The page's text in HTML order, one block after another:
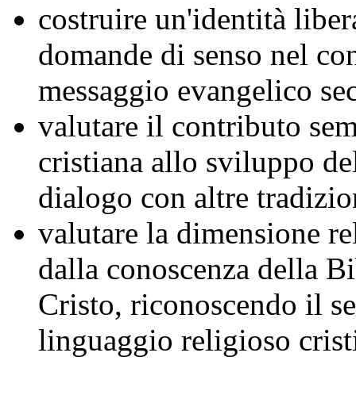
costruire un'identità
domande di senso nel
messaggio evangelico
valutare il contributo
cristiana allo sviluppo
dialogo con altre
valutare la dimensione
dalla conoscenza della
Cristo, riconoscendo il
linguaggio religioso